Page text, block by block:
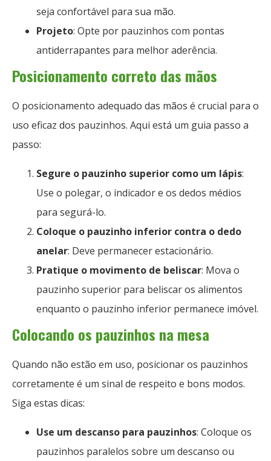
seja confortável para sua mão.
Projeto: Opte por pauzinhos com pontas
antiderrapantes para melhor aderência.
Posicionamento correto das mãos
O posicionamento adequado das mãos é crucial para o
uso eficaz dos pauzinhos. Aqui está um guia passo a
passo:
Segure o pauzinho superior como um lápis:
Use o polegar, o indicador e os dedos médios
para segurá-lo.
Coloque o pauzinho inferior contra o dedo
anelar: Deve permanecer estacionário.
Pratique o movimento de beliscar: Mova o
pauzinho superior para beliscar os alimentos
enquanto o pauzinho inferior permanece imóvel.
Colocando os pauzinhos na mesa
Quando não estão em uso, posicionar os pauzinhos
corretamente é um sinal de respeito e bons modos.
Siga estas dicas:
Use um descanso para pauzinhos: Coloque os
pauzinhos paralelos sobre um descanso ou